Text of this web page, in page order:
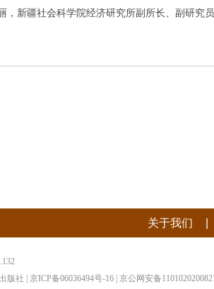
，新疆社会科学院经济研究所副所长、副研究
关于我们
版社 | 京ICP备06036494号-16 | 京公网安备